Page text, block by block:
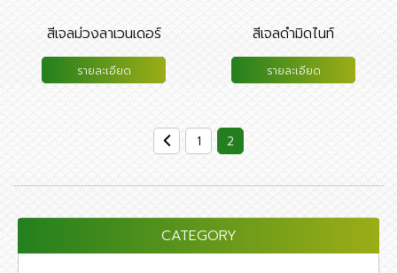
สีเจลม่วงลาเวนเดอร์
รายละเอียด
สีเจลดำมิดไนท์
รายละเอียด
1 2
CATEGORY